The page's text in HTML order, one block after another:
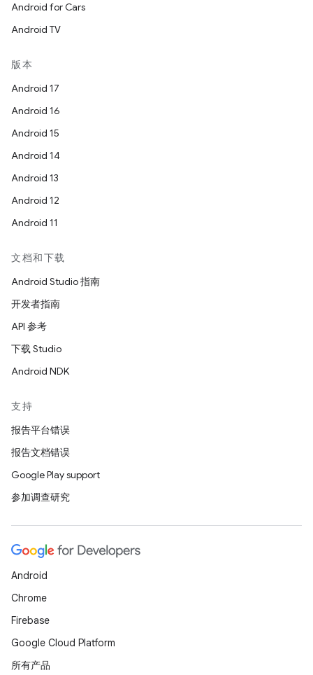
Android for Cars
Android TV
版本
Android 17
Android 16
Android 15
Android 14
Android 13
Android 12
Android 11
文档和下载
Android Studio 指南
开发者指南
API 参考
下载 Studio
Android NDK
支持
报告平台错误
报告文档错误
Google Play support
参加调查研究
Android
Chrome
Firebase
Google Cloud Platform
所有产品